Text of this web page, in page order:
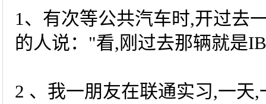
1、有次等公共汽车时,开过去
的人说："看,刚过去那辆就
2 、我一朋友在联通实习,一天